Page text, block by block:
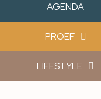
AGENDA
PROEF
LIFESTYLE